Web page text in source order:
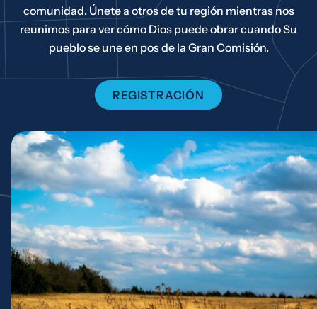
comunidad. Únete a otros de tu región mientras nos
reunimos para ver cómo Dios puede obrar cuando Su
pueblo se une en pos de la Gran Comisión.
REGISTRACIÓN